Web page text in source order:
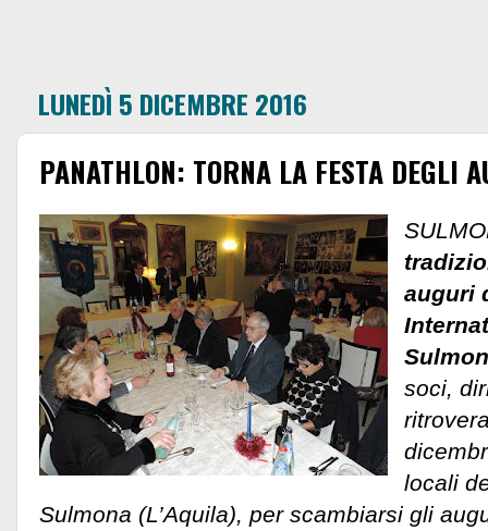
LUNEDÌ 5 DICEMBRE 2016
PANATHLON: TORNA LA FESTA DEGLI
auguri
soci,
locali
Sulmona (L’Aquila), per scambiarsi gli